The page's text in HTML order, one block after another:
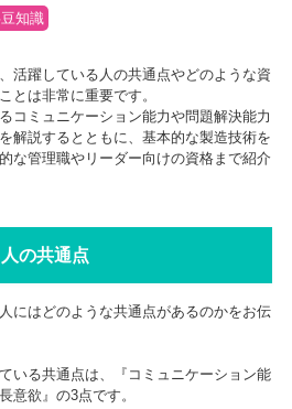
知識
活躍している人の共通点やどのような資
とは非常に重要です。
コミュニケーション能力や問題解決能力
解説するとともに、基本的な製造技術を
な管理職やリーダー向けの資格まで紹介
の共通点
にはどのような共通点があるのかをお伝
いる共通点は、『コミュニケーション能
意欲』の3点です。